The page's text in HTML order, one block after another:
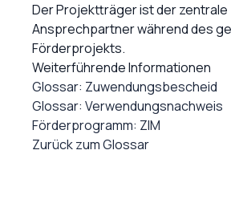
Der Projektträger ist der zentrale
Ansprechpartner während des
Förderprojekts.
Weiterführende Informationen
Glossar: Zuwendungsbescheid
Glossar: Verwendungsnachweis
Förderprogramm: ZIM
Zurück zum Glossar